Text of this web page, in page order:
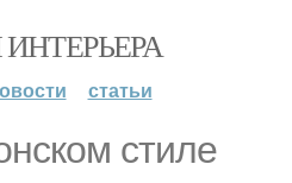
статьи
стиле